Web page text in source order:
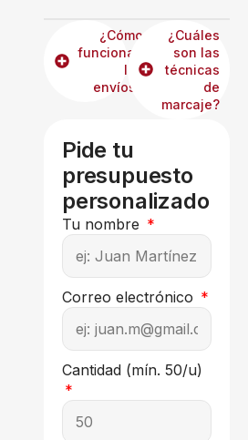
¿Cómo
funcionan
los
envíos?
¿Cuáles
son las
técnicas
de
marcaje?
Pide tu
presupuesto
personalizado
Tu nombre
Correo electrónico
Cantidad (mín. 50/u)